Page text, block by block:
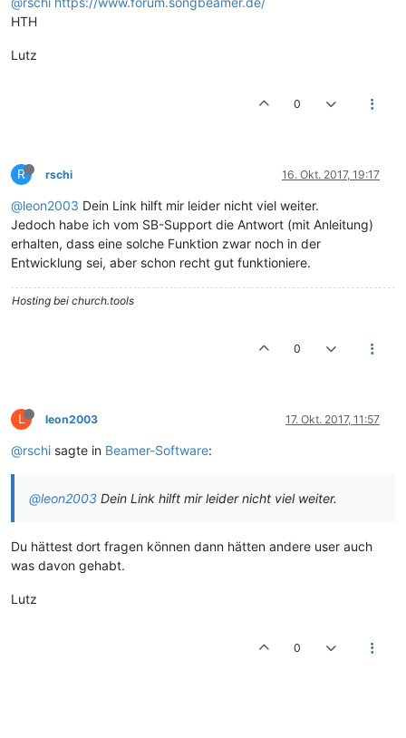
HTH
Lutz
0
R rschi 16. Okt. 2017, 19:17
@leon2003 Dein Link hilft mir leider nicht viel weiter.
Jedoch habe ich vom SB-Support die Antwort (mit Anleitung)
erhalten, dass eine solche Funktion zwar noch in der
Entwicklung sei, aber schon recht gut funktioniere.
Hosting bei church.tools
0
L leon2003 17. Okt. 2017, 11:57
@rschi sagte in Beamer-Software:
@leon2003 Dein Link hilft mir leider nicht viel weiter.
Du hättest dort fragen können dann hätten andere user auch
was davon gehabt.
Lutz
0